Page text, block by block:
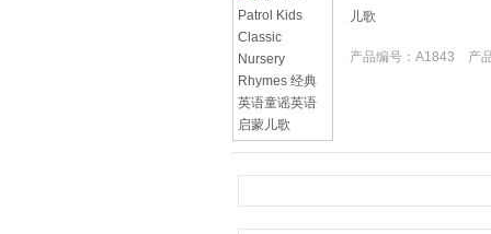
儿歌
产品编号：A1843 产